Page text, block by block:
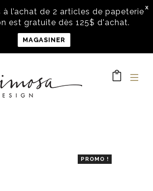
X
à l’achat de 2 articles de papeterie
est gratuite dès 125$ d'achat.
MAGASINER
PROMO !